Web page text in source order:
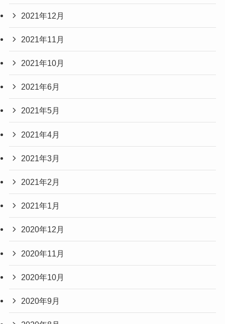
2021年12月
2021年11月
2021年10月
2021年6月
2021年5月
2021年4月
2021年3月
2021年2月
2021年1月
2020年12月
2020年11月
2020年10月
2020年9月